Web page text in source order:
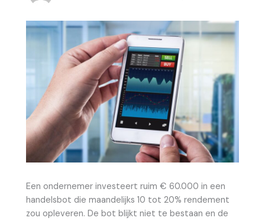
Een ondernemer investeert ruim € 60.000 in een
handelsbot die maandelijks 10 tot 20% rendement
zou opleveren. De bot blijkt niet te bestaan en de